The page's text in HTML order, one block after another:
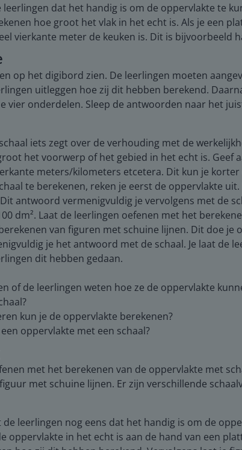
leerlingen dat het handig is om de oppervlakte te
hoe groot het vlak in het echt is. Als je een
vierkante meter de keuken is. Dit is bijvoorbeeld
op het digibord zien. De leerlingen moeten
uitleggen hoe zij dit hebben berekend.
vier onderdelen. Sleep de antwoorden naar het
iets zegt over de verhouding met de
het voorwerp of het gebied in het echt is. Geef
meters/kilometers etcetera. Dit kun je
te berekenen, reken je eerst de oppervlakte
antwoord vermenigvuldig je vervolgens met de
dm². Laat de leerlingen oefenen met het
van figuren met schuine lijnen. Dit doe
je het antwoord met de schaal. Je laat de
dit hebben gedaan.
of de leerlingen weten hoe ze de oppervlakte
kun je de oppervlakte berekenen?
oppervlakte met een schaal?
met het berekenen van de oppervlakte met
met schuine lijnen. Er zijn verschillende
de leerlingen nog eens dat het handig is om de
oppervlakte in het echt is aan de hand van een